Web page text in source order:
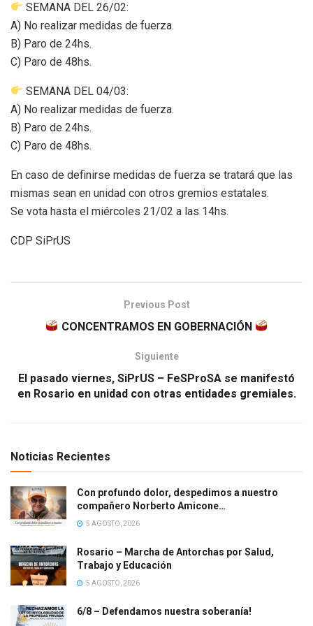
SEMANA DEL 26/02:
A) No realizar medidas de fuerza.
B) Paro de 24hs.
C) Paro de 48hs.
SEMANA DEL 04/03:
A) No realizar medidas de fuerza.
B) Paro de 24hs.
C) Paro de 48hs.
En caso de definirse medidas de fuerza se tratará que las
mismas sean en unidad con otros gremios estatales.
Se vota hasta el miércoles 21/02 a las 14hs.
CDP SiPrUS
Previous Post
CONCENTRAMOS EN GOBERNACIÓN
Siguiente
El pasado viernes, SiPrUS – FeSProSA se manifestó
en Rosario en unidad con otras entidades gremiales.
Noticias Recientes
Con profundo dolor, despedimos a nuestro
compañero Norberto Amicone…
5 AGOSTO, 2026
Rosario – Marcha de Antorchas por Salud,
Trabajo y Educación
5 AGOSTO, 2026
6/8 – Defendamos nuestra soberanía!